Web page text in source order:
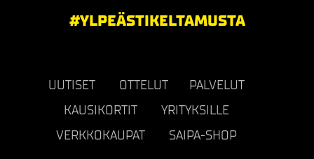
#YLPEÄSTIKELTAMUSTA
UUTISET OTTELUT
PALVELUT
KAUSIKORTIT
YRITYKSILLE
VERKKOKAUPAT
SAIPA-SHOP